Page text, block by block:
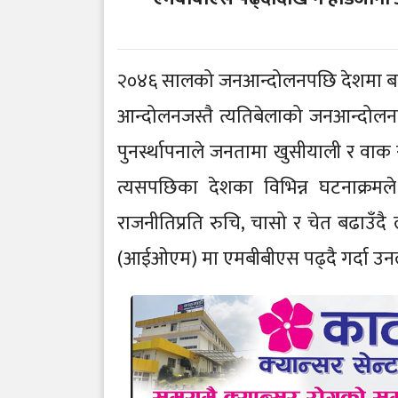
२०४६ सालको जनआन्दोलनपछि देशमा
आन्दोलनजस्तै त्यतिबेलाको जनआन्दोलनले
पुनर्स्थापनाले जनतामा खुसीयाली र
त्यसपछिका देशका विभिन्न
राजनीतिप्रति रुचि, चासो र चेत बढाउँदै
(आईओएम) मा एमबीबीएस पढ्दै गर्दा